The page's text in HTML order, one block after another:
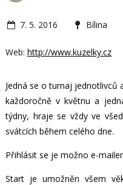
7. 5. 2016 Bílina
Web: http://www.kuzelky.cz
Jedná se o turnaj jednotlivců
každoročně v květnu a
týdny, hraje se vždy ve
svátcích během celého dne.
Přihlásit se je možno e-
Start je umožněn všem